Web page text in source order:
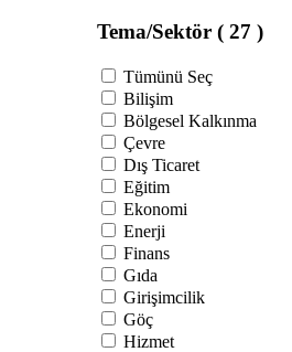
Tema/Sektör ( 27 )
Tümünü Seç
Bilişim
Bölgesel Kalkınma
Çevre
Dış Ticaret
Eğitim
Ekonomi
Enerji
Finans
Gıda
Girişimcilik
Göç
Hizmet